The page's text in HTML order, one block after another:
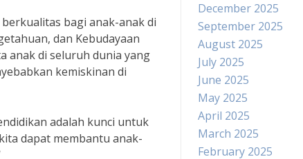
bagi anak-anak di
dan Kebudayaan
anak di seluruh dunia yang
kemiskinan di
adalah kunci untuk
dapat membantu anak-
December 2025
September 2025
August 2025
July 2025
June 2025
May 2025
April 2025
March 2025
February 2025